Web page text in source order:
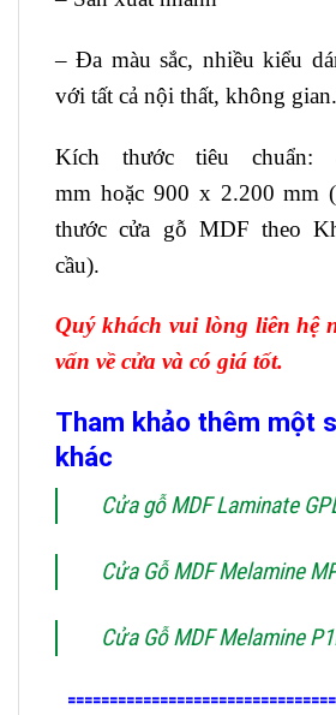
– Đa màu sắc, nhiều kiểu
với tất cả nội thất, không gian.
Kích thước tiêu
mm hoặc 900 x 2.200 mm
thước cửa gỗ MDF theo
cầu).
Quý khách vui lòng liên hệ
vấn về cửa và có giá tốt.
Tham khảo thêm một
khác
Cửa gỗ MDF Laminate
Cửa Gỗ MDF Melamine
Cửa Gỗ MDF Melamine